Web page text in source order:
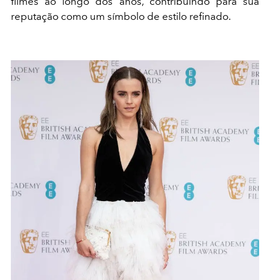
reputação como um símbolo de estilo refinado.